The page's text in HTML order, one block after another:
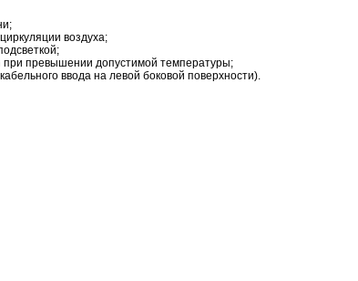
воздуха;
при превышении допустимой температуры;
ввода на левой боковой поверхности).